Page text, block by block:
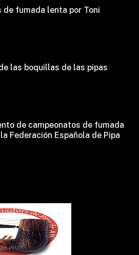
de fumada lenta por Toni
las boquillas de las pipas
de campeonatos de fumada
Federación Española de Pipa